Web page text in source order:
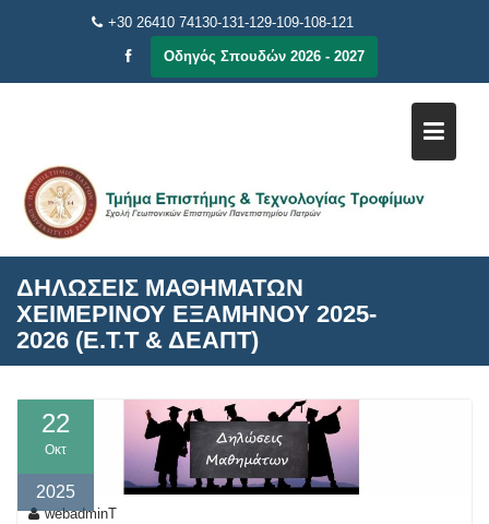
+30 26410 74130-131-129-109-108-121
Οδηγός Σπουδών 2026 - 2027
ΔΗΛΩΣΕΙΣ ΜΑΘΗΜΑΤΩΝ
ΧΕΙΜΕΡΙΝΟΥ ΕΞΑΜΗΝΟΥ 2025-
2026 (Ε.Τ.Τ & ΔΕΑΠΤ)
22
Οκτ
2025
webadminT